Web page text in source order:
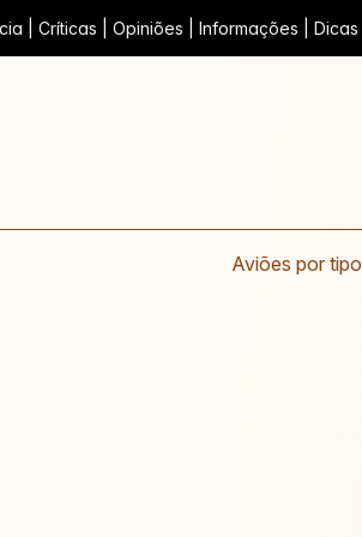
| Críticas | Opiniões | Informações |
Aviões por tipo